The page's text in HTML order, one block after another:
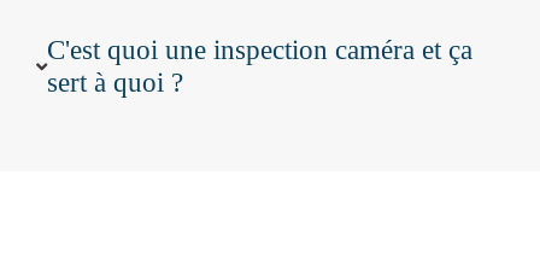
C'est quoi une inspection caméra et ça
sert à quoi ?